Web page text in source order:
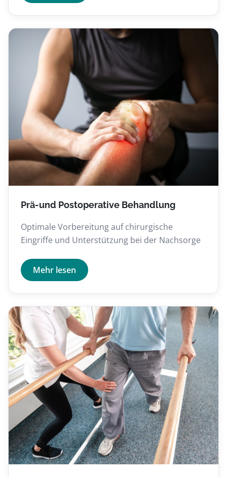
Prä-und Postoperative Behandlung
Optimale Vorbereitung auf chirurgische
Eingriffe und Unterstützung bei der Nachsorge
Mehr lesen